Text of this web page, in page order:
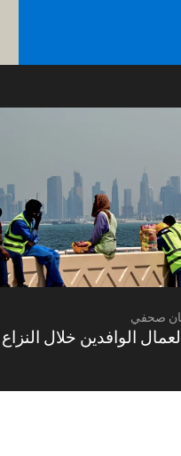
صحفي
الوافدين خلال النزاع